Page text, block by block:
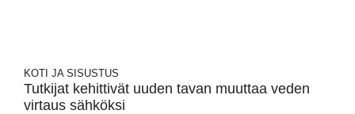
KOTI JA SISUSTUS
Tutkijat kehittivät uuden tavan muuttaa veden
virtaus sähköksi